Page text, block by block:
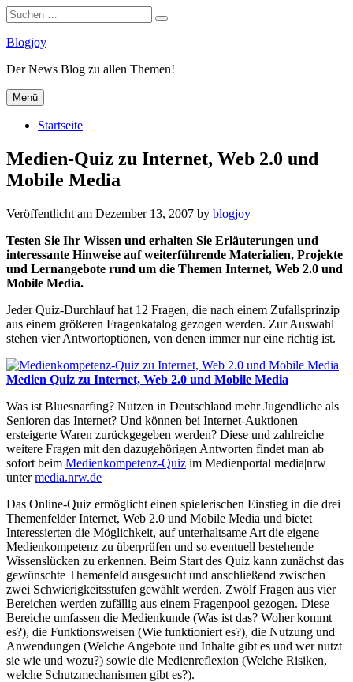
Suchen
nach:
Suchen
Zum
springen
Blogjoy
Der News Blog zu allen Themen!
Menü
Startseite
Medien-Quiz zu Internet, Web 2.0 und
Mobile Media
Veröffentlicht am Dezember 13, 2007 by blogjoy
Testen Sie Ihr Wissen und erhalten Sie Erläuterungen und
interessante Hinweise auf weiterführende Materialien, Projekte
und Lernangebote rund um die Themen Internet, Web 2.0 und
Mobile Media.
Jeder Quiz-Durchlauf hat 12 Fragen, die nach einem Zufallsprinzip
aus einem größeren Fragenkatalog gezogen werden. Zur Auswahl
stehen vier Antwortoptionen, von denen immer nur eine richtig ist.
Medien Quiz zu Internet, Web 2.0 und Mobile Media
Was ist Bluesnarfing? Nutzen in Deutschland mehr Jugendliche als
Senioren das Internet? Und können bei Internet-Auktionen
ersteigerte Waren zurückgegeben werden? Diese und zahlreiche
weitere Fragen mit den dazugehörigen Antworten findet man ab
sofort beim Medienkompetenz-Quiz im Medienportal media|nrw
untermedia.nrw.de
Das Online-Quiz ermöglicht einen spielerischen Einstieg in die drei
Themenfelder Internet, Web 2.0 und Mobile Media und bietet
Interessierten die Möglichkeit, auf unterhaltsame Art die eigene
Medienkompetenz zu überprüfen und so eventuell bestehende
Wissenslücken zu erkennen. Beim Start des Quiz kann zunächst das
gewünschte Themenfeld ausgesucht und anschließend zwischen
zwei Schwierigkeitsstufen gewählt werden. Zwölf Fragen aus vier
Bereichen werden zufällig aus einem Fragenpool gezogen. Diese
Bereiche umfassen die Medienkunde (Was ist das? Woher kommt
es?), die Funktionsweisen (Wie funktioniert es?), die Nutzung und
Anwendungen (Welche Angebote und Inhalte gibt es und wer nutzt
sie wie und wozu?) sowie die Medienreflexion (Welche Risiken,
welche Schutzmechanismen gibt es?).